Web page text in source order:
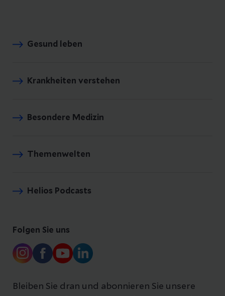
Gesund leben
Krankheiten verstehen
Besondere Medizin
Themenwelten
Helios Podcasts
Folgen Sie uns
Bleiben Sie dran und abonnieren Sie unsere